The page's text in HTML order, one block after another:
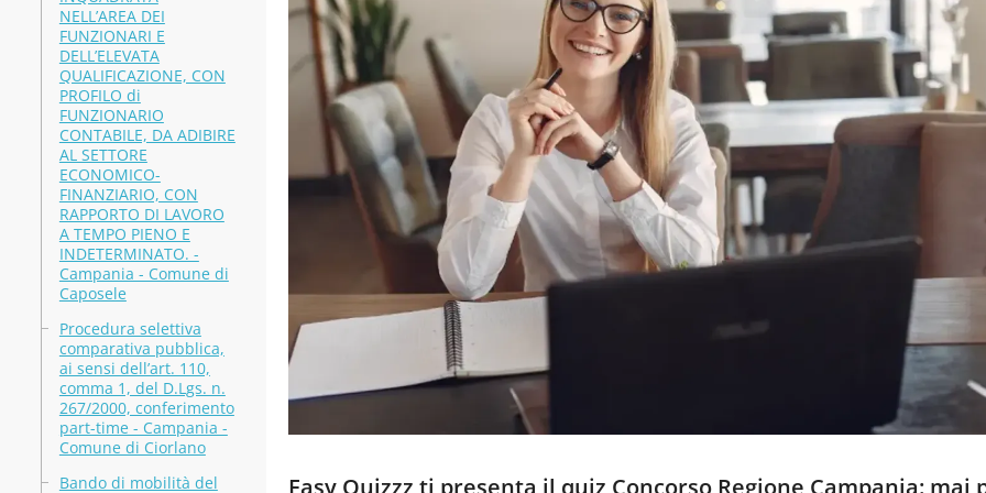
NELL’AREA DEI
FUNZIONARI E
DELL’ELEVATA
QUALIFICAZIONE, CON
PROFILO di
FUNZIONARIO
CONTABILE, DA ADIBIRE
AL SETTORE
ECONOMICO-
FINANZIARIO, CON
RAPPORTO DI LAVORO
A TEMPO PIENO E
INDETERMINATO. -
Campania - Comune di
Caposele
Procedura selettiva
comparativa pubblica,
ai sensi dell’art. 110,
comma 1, del D.Lgs. n.
267/2000, conferimento
part-time - Campania -
Comune di Ciorlano
Bando di mobilità del